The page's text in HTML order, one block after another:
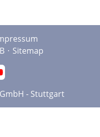
Sitemap
- Stuttgart